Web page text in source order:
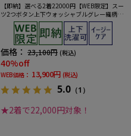
【即納】選べる2着22000円【WEB限定】スー
ツ2つボタン上下ウォッシャブルグレー織柄無
地3シーズン対応
価格： 23,100円 (税込)
40%off
WEB価格： 13,900円 (税込)
5.0 （1）
★2着で22,000円対象！